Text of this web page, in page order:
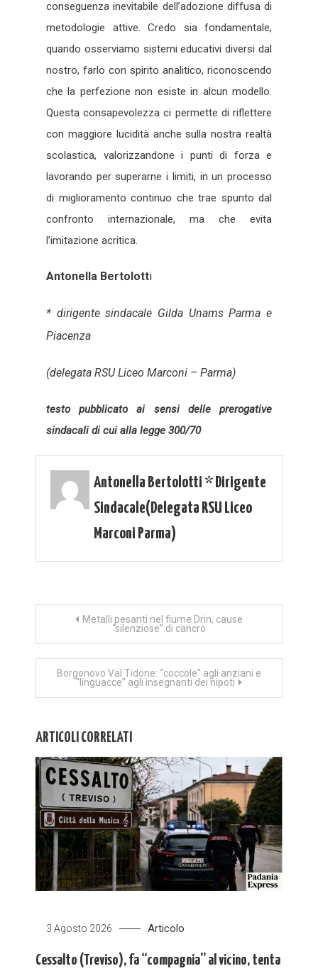
conseguenza inevitabile dell’adozione diffusa di
metodologie attive. Credo sia fondamentale,
quando osserviamo sistemi educativi diversi dal
nostro, farlo con spirito analitico, riconoscendo
che la perfezione non esiste in alcun modello.
Questa consapevolezza ci permette di riflettere
con maggiore lucidità anche sulla nostra realtà
scolastica, valorizzandone i punti di forza e
lavorando per superarne i limiti, in un processo
di miglioramento continuo che trae spunto dal
confronto internazionale, ma che evita
l’imitazione acritica.
Antonella Bertolotti
* dirigente sindacale Gilda Unams Parma e
Piacenza
(delegata RSU Liceo Marconi – Parma)
testo pubblicato ai sensi delle prerogative
sindacali di cui alla legge 300/70
Antonella Bertolotti * Dirigente
Sindacale(delegata RSU Liceo
Marconi Parma)
NavigazioneMetalli pesanti nel fiume Drin, cause
“silenziose” di cancro
Borgonovo Val Tidone: “coccole” agli anziani e
“linguacce” agli insegnanti dei nipoti
ARTICOLI CORRELATI
3 Agosto 2026 Articolo
Cessalto (Treviso), fa “compagnia” al vicino, tenta